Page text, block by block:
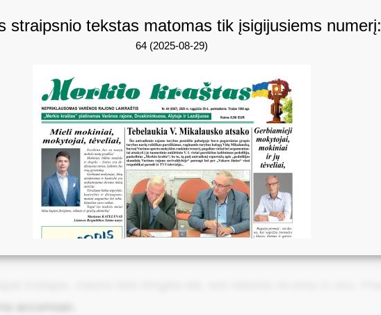
straipsnio tekstas matomas tik įsigijusiems numerį:
64 (2025-08-29)